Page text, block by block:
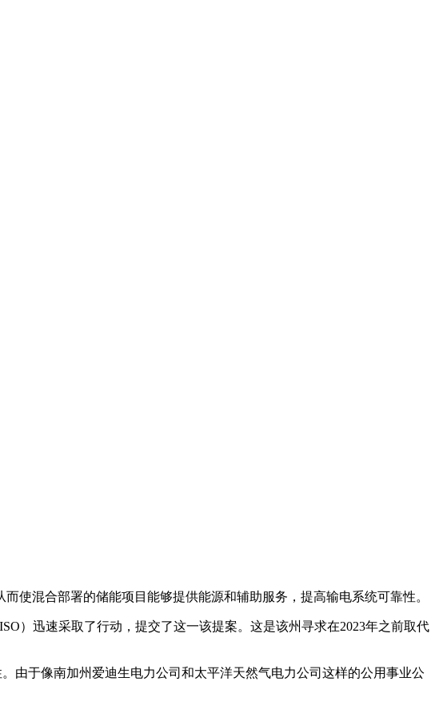
使混合部署的储能项目能够提供能源和辅助服务，提高输电系统可靠性。
）迅速采取了行动，提交了这一该提案。这是该州寻求在2023年之前取代
由于像南加州爱迪生电力公司和太平洋天然气电力公司这样的公用事业公